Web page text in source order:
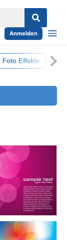
Anmelden
Foto Effekte